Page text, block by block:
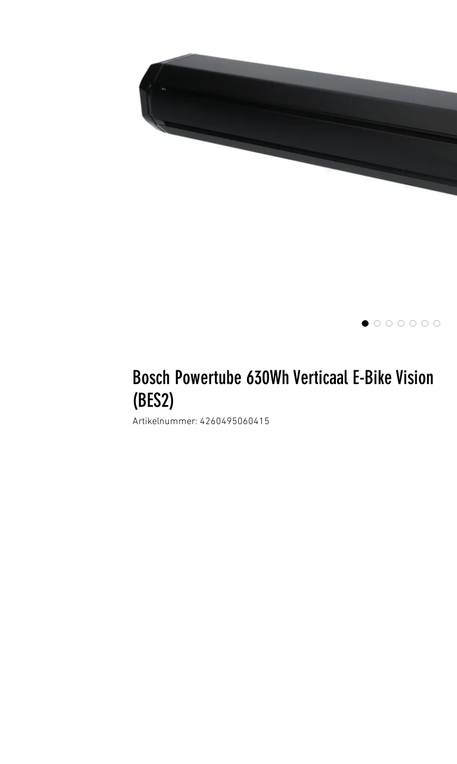
Bosch Powertube 630Wh Verticaal E-Bike Vision
(BES2)
Artikelnummer: 4260495060415